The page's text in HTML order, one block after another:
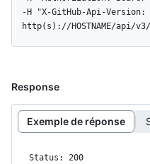
http(s)://HOSTNAME/api/
Response
Exemple de réponse
Status: 200